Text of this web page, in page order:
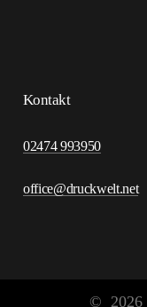
K
Kontakt
02474 993950
office@druckwelt.net
©2026